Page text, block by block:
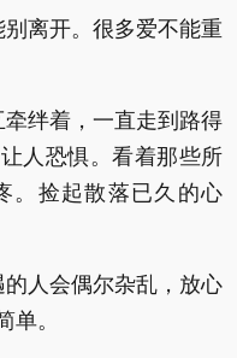
离开。很多爱不能重
绊着，一直走到路得
人恐惧。看着那些所
。捡起散落已久的心
人会偶尔杂乱，放心
单。